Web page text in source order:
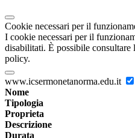
Cookie necessari per il
I cookie necessari per il
disabilitati. È possibile
policy.
www.icsermonetanorma.edu.it
Nome
Tipologia
Proprieta
Descrizione
Durata